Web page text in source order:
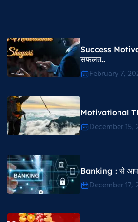
Success
सफलत..
February 7,
Motivational
December 15,
Banking : से आप
December 17,